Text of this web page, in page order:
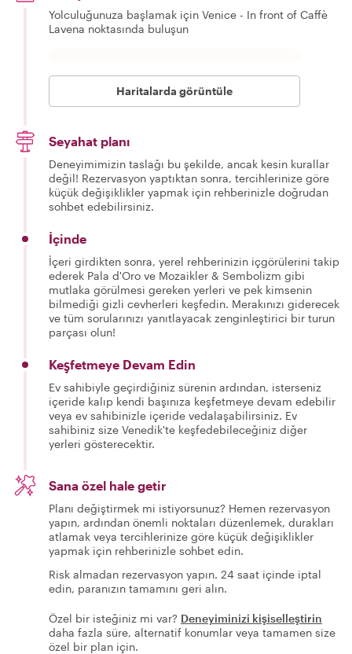
Yolculuğunuza başlamak için Venice - In front of Caffè
Lavena noktasında buluşun
Haritalarda görüntüle
Seyahat planı
Deneyimimizin taslağı bu şekilde, ancak kesin kurallar
değil! Rezervasyon yaptıktan sonra, tercihlerinize göre
küçük değişiklikler yapmak için rehberinizle doğrudan
sohbet edebilirsiniz.
İçinde
İçeri girdikten sonra, yerel rehberinizin içgörülerini takip
ederek Pala d'Oro ve Mozaikler & Sembolizm gibi
mutlaka görülmesi gereken yerleri ve pek kimsenin
bilmediği gizli cevherleri keşfedin. Merakınızı giderecek
ve tüm sorularınızı yanıtlayacak zenginleştirici bir turun
parçası olun!
Keşfetmeye Devam Edin
Ev sahibiyle geçirdiğiniz sürenin ardından, isterseniz
içeride kalıp kendi başınıza keşfetmeye devam edebilir
veya ev sahibinizle içeride vedalaşabilirsiniz. Ev
sahibiniz size Venedik'te keşfedebileceğiniz diğer
yerleri gösterecektir.
Sana özel hale getir
Planı değiştirmek mi istiyorsunuz? Hemen rezervasyon
yapın, ardından önemli noktaları düzenlemek, durakları
atlamak veya tercihlerinize göre küçük değişiklikler
yapmak için rehberinizle sohbet edin.
Risk almadan rezervasyon yapın. 24 saat içinde iptal
edin, paranızın tamamını geri alın.
Özel bir isteğiniz mi var? Deneyiminizi kişiselleştirin
daha fazla süre, alternatif konumlar veya tamamen size
özel bir plan için.